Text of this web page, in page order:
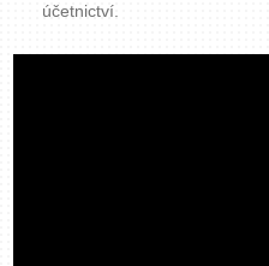
účetnictví.